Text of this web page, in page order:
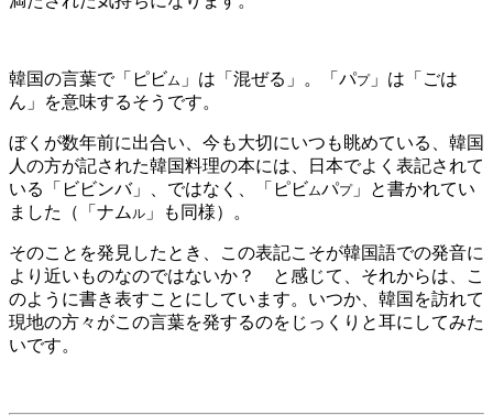
韓国の言葉で「ピビム 」は「混ぜる」。「パプ」は「ごは
ん」を意味するそうです。
ぼくが数年前に出合い、今も大切にいつも眺めている、韓国
人の方が記された韓国料理の本には、日本でよく表記されて
いる「ビビンバ」、ではなく、「ピビムパプ」と書かれてい
ました（「ナム ル 」も同様）。
そのことを発見したとき、この表記こそが韓国語での発音に
より近いものなのではないか？ と感じて、それからは、こ
のように書き表すことにしています。いつか、 韓国を訪れて
現地の方々がこの言葉を発するのをじっくりと耳にしてみた
いです。